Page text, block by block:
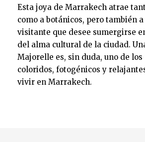
Esta joya de Marrakech atrae
como a botánicos, pero también
visitante que desee sumergirse
del alma cultural de la ciudad.
Majorelle es, sin duda, uno de
coloridos, fotogénicos y
vivir en Marrakech.